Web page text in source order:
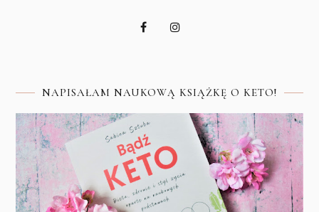
NAPISAŁAM NAUKOWĄ KSIĄŻKĘ O KETO!